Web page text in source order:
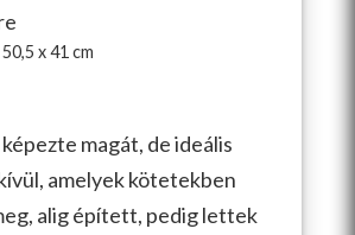
x 41 cm
magát, de ideális
amelyek kötetekben
alig épített, pedig lettek